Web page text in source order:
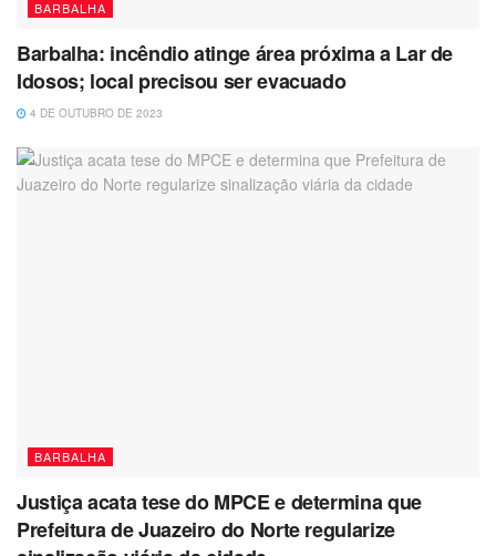
BARBALHA
Barbalha: incêndio atinge área próxima a Lar de
Idosos; local precisou ser evacuado
4 DE OUTUBRO DE 2023
BARBALHA
Justiça acata tese do MPCE e determina que
Prefeitura de Juazeiro do Norte regularize